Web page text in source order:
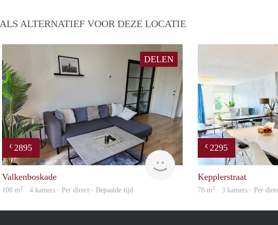
ALS ALTERNATIEF VOOR DEZE LOCATIE
DELEN
€ 2895
Holland Housing
Valkenboskade
108 m2 · 4 kamers · Per direct - Bepaalde tijd
€ 2295
Kepplerstraat
78 m2 · 3 kamers · Per